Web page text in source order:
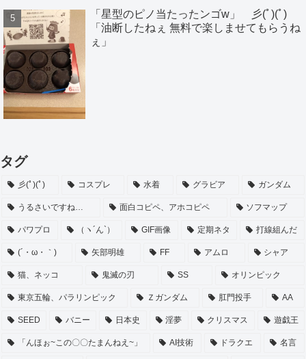
「星型のピノ当たったンゴw」 彡(ﾟ)(ﾟ)
「油断したねぇ 無料で楽しませてもらうね
ぇ」
タグ
彡(ﾟ)(ﾟ) コスプレ 水着 グラビア ガンダム
うるさいですね… 面白コピペ、アホコピペ ソフマップ
パワプロ （ヽ´ん`） GIF画像 定期ネタ 打線組んだ
(´・ω・｀) 矢部明雄 FF アムロ シャア
猫、ネッコ 鬼滅の刃 SS オリンピック
東京五輪、パラリンピック Ｚガンダム 肛門投手 AA
SEED バニー 日本史 淫夢 クリスマス 遊戯王
「んほぉ~この〇〇たまんねえ~」 AI技術 ドラクエ 名言